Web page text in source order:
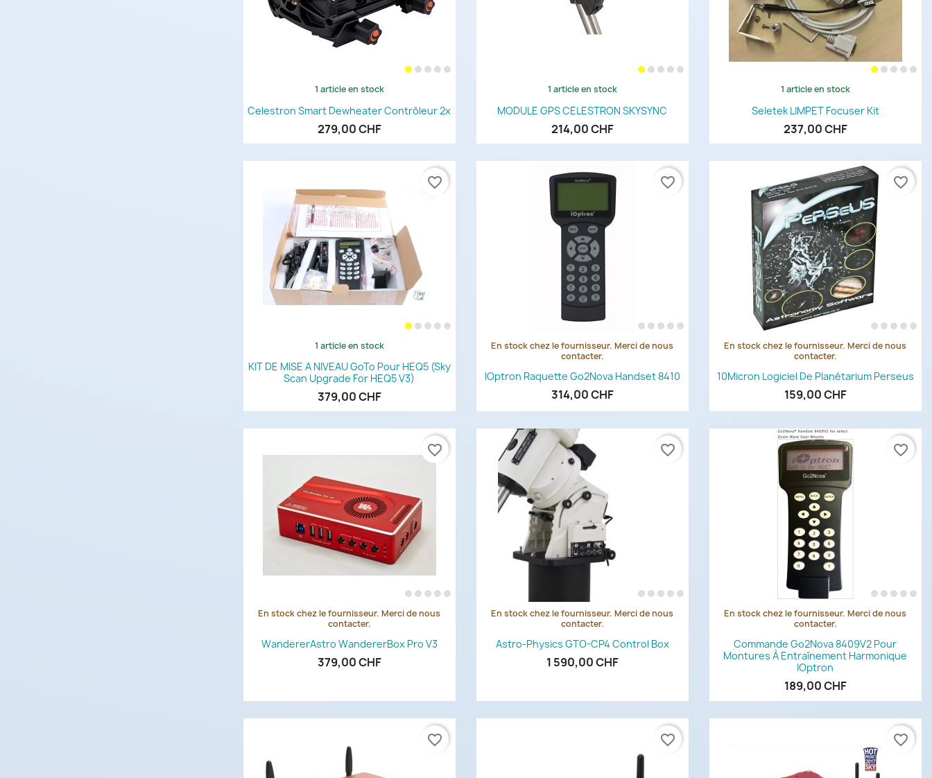
Aperçu rapide
1 article en stock
Celestron Smart Dewheater Contrôleur 2x
279,00 CHF
Aperçu rapide
1 article en stock
MODULE GPS CELESTRON SKYSYNC
214,00 CHF
Aperçu rapide
1 article en stock
Seletek LIMPET Focuser Kit
237,00 CHF
Aperçu rapide
1 article en stock
KIT DE MISE A NIVEAU GoTo Pour HEQ5 (Sky
Scan Upgrade For HEQ5 V3)
379,00 CHF
favorite_border
Aperçu rapide
En stock chez le fournisseur. Merci de nous
contacter.
IOptron Raquette Go2Nova Handset 8410
314,00 CHF
favorite_border
Aperçu rapide
En stock chez le fournisseur. Merci de nous
contacter.
10Micron Logiciel De Planétarium Perseus
159,00 CHF
favorite_border
Aperçu rapide
En stock chez le fournisseur. Merci de nous
contacter.
WandererAstro WandererBox Pro V3
379,00 CHF
favorite_border
Aperçu rapide
En stock chez le fournisseur. Merci de nous
contacter.
Astro-Physics GTO-CP4 Control Box
1 590,00 CHF
favorite_border
Aperçu rapide
En stock chez le fournisseur. Merci de nous
contacter.
Commande Go2Nova 8409V2 Pour
Montures À Entraînement Harmonique
IOptron
189,00 CHF
favorite_border
favorite_border favorite_border favorite_border